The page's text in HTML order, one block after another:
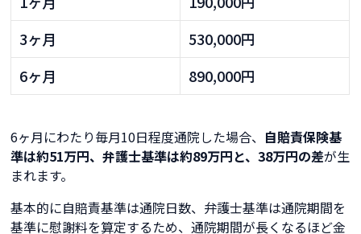
3ヶ月
530,000円
6ヶ月
890,000円
6ヶ月にわたり毎月10日程度通院した場合、 自賠責保険基
準は約51万円、弁護士基準は約89万円と、38万円の差が生
まれます。
基本的に自賠責基準は通院日数、弁護士基準は通院期間を
基準に慰謝料を算定するため、通院期間が長くなるほど金